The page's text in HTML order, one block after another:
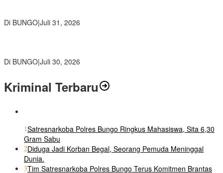
Di BUNGO|Juli 31, 2026
Di BUNGO|Juli 30, 2026
Kriminal Terbaru
1Satresnarkoba Polres Bungo Ringkus Mahasiswa, Sita 6,30
Gram Sabu
2Diduga Jadi Korban Begal, Seorang Pemuda Meninggal
Dunia.
3Tim Satresnarkoba Polres Bungo Terus Komitmen Brantas